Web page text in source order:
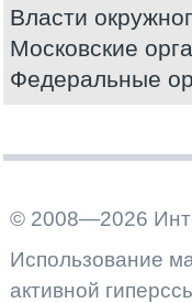
Власти
Московские
Федеральные
© 2008—2026
Использование
активной